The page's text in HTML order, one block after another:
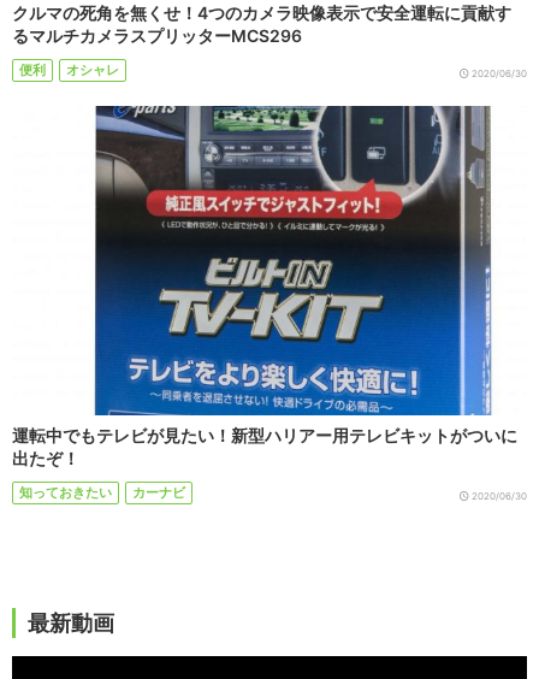
クルマの死角を無くせ！4つのカメラ映像表示で安全運転に貢献す
るマルチカメラスプリッターMCS296
便利 オシャレ 2020/06/30
運転中でもテレビが見たい！新型ハリアー用テレビキットがついに
出たぞ！
知っておきたい カーナビ 2020/06/30
最新動画